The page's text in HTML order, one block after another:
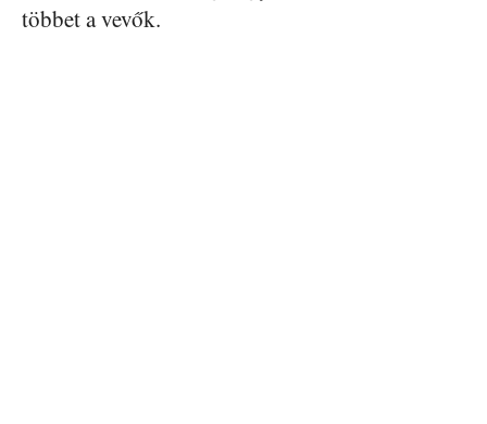
többet a vevők.